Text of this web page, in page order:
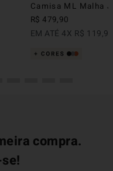
Camisa ML Malha
R$ 479,90
EM ATÉ 4X R$ 119,
compra.